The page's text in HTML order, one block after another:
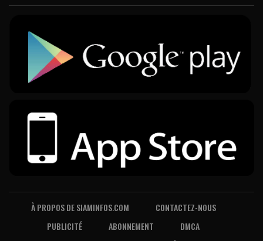
À PROPOS DE SIAMINFOS.COM
CONTACTEZ-NOUS
PUBLICITÉ
ABONNEMENT
DMCA